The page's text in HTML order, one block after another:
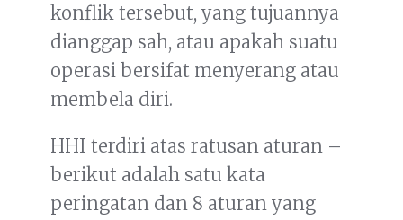
konflik tersebut, yang tujuannya
dianggap sah, atau apakah suatu
operasi bersifat menyerang atau
membela diri.
HHI terdiri atas ratusan aturan –
berikut adalah satu kata
peringatan dan 8 aturan yang